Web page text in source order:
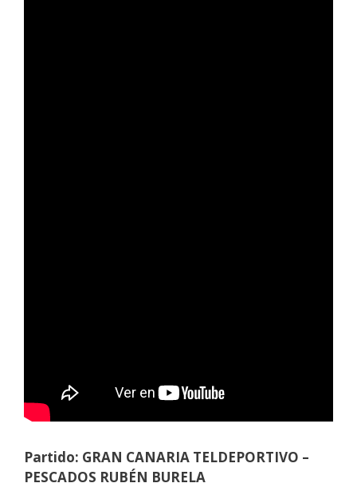
Partido: GRAN CANARIA TELDEPORTIVO –
PESCADOS RUBÉN BURELA